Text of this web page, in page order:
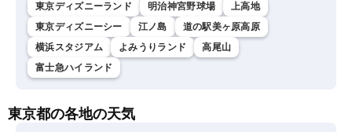
東京ディズニーランド 明治神宮野球場
上高地
東京ディズニーシー
江ノ島
道の駅美ヶ原高原
横浜スタジアム
よみうりランド
高尾山
富士急ハイランド
東京都の各地の天気